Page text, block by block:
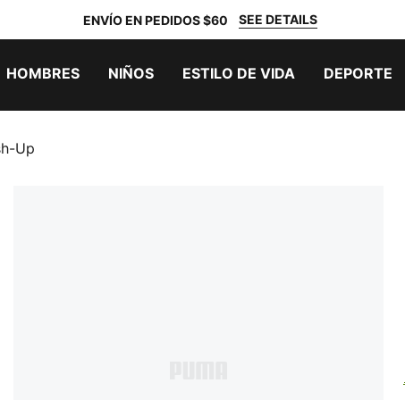
ENVÍO EN PEDIDOS $60 SEE DETAILS
HOMBRES NIÑOS ESTILO DE VIDA DEPORTE
Up